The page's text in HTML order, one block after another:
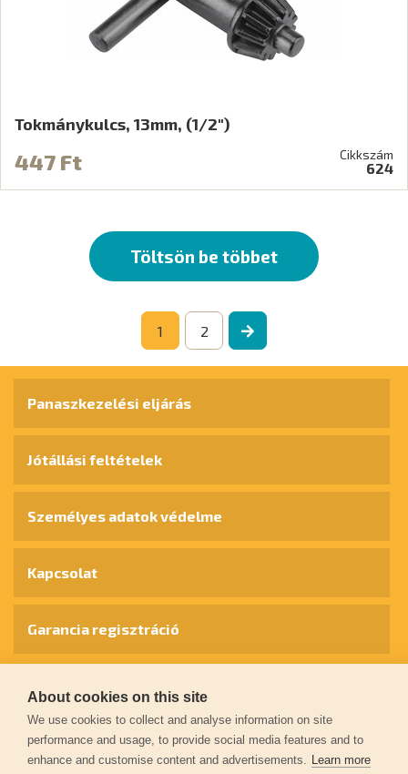
Tokmánykulcs, 13mm, (1/2")
447 Ft Cikkszám
624
Töltsön be többet
1 2
© 2026extol.hu - Minden jog fenntartva
Panaszkezelési eljárás
Jótállási feltételek
Személyes adatok védelme
Kapcsolat
Garancia regisztráció
LétrehoztaFEO
About cookies on this site
We use cookies to collect and analyse information on site
performance and usage, to provide social media features and to
enhance and customise content and advertisements. Learn more